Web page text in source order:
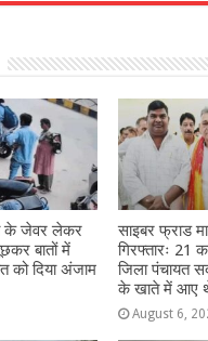
n
g
e
r
r ra
m
के जेवर लेकर
बातों में
को दिया अंजाम
साइबर फ्राड
गिरफ्तारः 21
जिला पंचायत
के खाते में आए
August 6,